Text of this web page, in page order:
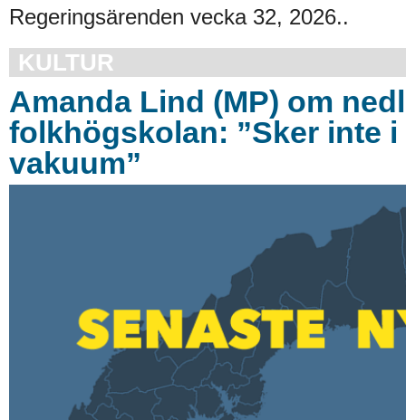
Regeringsärenden vecka 32, 2026..
KULTUR
Amanda Lind (MP) om
folkhögskolan: ”Sker inte i
vakuum”